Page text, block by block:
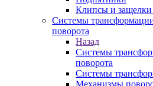
Клипсы и защелки
Системы
поворота
Назад
Системы
поворота
Системы
Механизмы